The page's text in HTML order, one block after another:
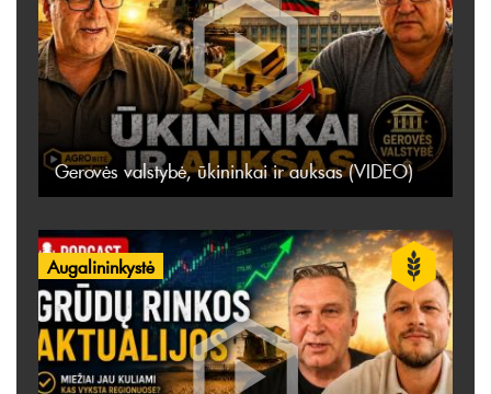
Gerovės valstybė, ūkininkai ir auksas (VIDEO)
Augalininkystė